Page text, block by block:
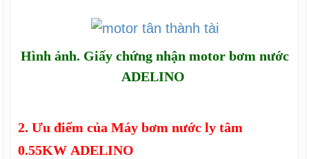
Hình ảnh. Giấy chứng nhận motor bơm nước
ADELINO
2. Ưu điểm củaMáy bơm nước ly tâm
0.55KW ADELINO